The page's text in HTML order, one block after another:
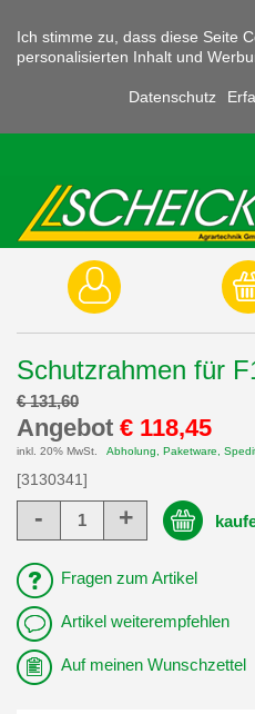
Ich stimme zu, dass diese Seite
personalisierten Inhalt und
Datenschutz
Schutzrahmen für
€ 131,60
Angebot € 118,45
inkl. 20% MwSt. Abholung, Paketware,
[3130341]
- +
Fragen zum Artikel
Artikel weiterempfehlen
Auf meinen Wunschzettel